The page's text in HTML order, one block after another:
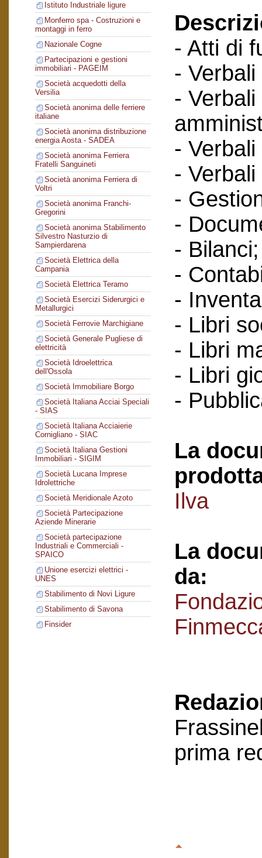
Istituto Industriale ligure
Monferro spa - Costruzioni e
montaggi in ferro
Nazionale Cogne
Partecipazioni e gestioni
immobiliari - PAGEIM
Società acquedotti della
Versilia
Società anonima delle ferriere
italiane
Società anonima distribuzione
energia Aosta - SADEA
Società anonima Ferriera
Fratelli Sanguineti
Società anonima Ferriera di
Voltri
Società anonima Franchi-
Gregorini
Società anonima Stabilimento
Silvestro Nasturzio di
Sampierdarena
Società Elettrica della
Campania
Società Elettrica Teramo
Società Esercizi Siderurgici e
Metallurgici
Società Ferrovie Marchigiane
Società Generale Pugliese di
elettricità
Società Idroelettrica
dell'Ossola
Società Immobiliare Borgo
Società Italiana Acciai Speciali
- SIAS
Società Italiana Acciaierie
Cornigliano - SIAC
Società Italiana Gestioni
Immobiliari - SIGIM
Società Lucana Imprese
Idrolettriche
Società Meridionale Azoto
Società Partecipazione
Aziende Minerarie
Società partecipazione
Industriali e Commerciali -
SPAICO
Unione esercizi elettrici -
UNES
Stabilimento di Novi Ligure
Stabilimento di Savona
Finsider
- Atti di
-
-
-
-
-
-
- Bilanci;
-
-
- Libri
- Libri
- Libri
-
La
Ilva
La
da:
prima